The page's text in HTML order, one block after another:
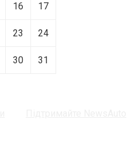
16 17
23 24
30
31